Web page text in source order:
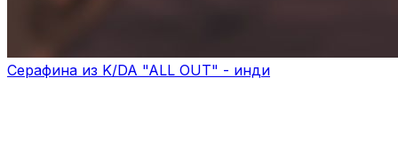
Серафина из K/DA "ALL OUT" - инди